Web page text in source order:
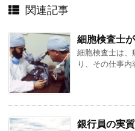
関連記事
細胞検査士
細胞検査士は、
り、その仕事
銀行員の実